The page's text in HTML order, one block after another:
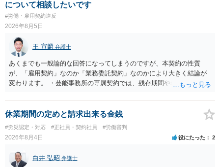
どを具体的に検討しなければ、何とも申し上げることができません。
また、育児休業法関係の問題もあるかもしれません。 ある程度労働
法に関する専門的な知識が必要な事案ですので、一度、お近くの弁護
士にご相談下さい。
について相談したいです
#労働・雇用契約違反
2026年8月5日
王 宣麟 弁護士
あくまでも一般論的な回答になってしまうのですが、本契約の性質
が、「雇用契約」なのか「業務委託契約」なのかにより大きく結論が
変わります。 ・芸能事務所の専属契約では、残存期間や報酬額、投下
務上よくあるからといって当然に適法という意味ではなく、実際の損
害との対応関係や合理性が重要です。 ・違約金に上限がなくても、常
に有効になるわけではありません。契約が労働契約に近い実態なら労
基法16条で無効となる余地があり、そうでなくても、金額が事務所の
損害と比べて過大なら無効や減額が争点になります。 ・契約前の修正
交渉は一般的です。 交渉の方向としては、上限額を設ける、実損害ベ
ースにする、算定根拠を明確化する、違約金ではなく「合理的な実
休業期間の定めと請求出来る金銭
#労災認定・対応 #正社員・契約社員 #労働審判
2026年8月4日 役にたった 2
白井 弘昭 弁護士